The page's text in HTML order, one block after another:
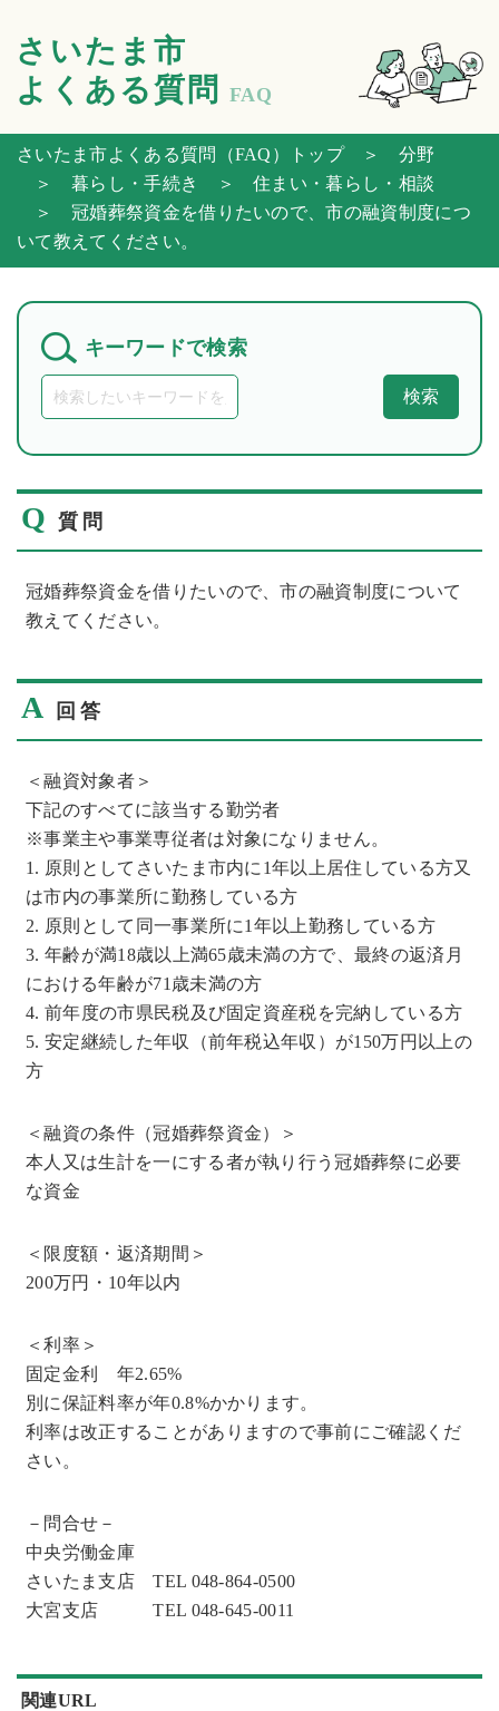
さいたま市
よくある質問
FAQ
さいたま市よくある質問（FAQ）トップ＞ 分野
＞ 暮らし・手続き
＞ 住まい・暮らし・相談
＞ 冠婚葬祭資金を借りたいので、市の融資制度につ
いて教えてください。
キーワードで検索
検索
Q 質問
冠婚葬祭資金を借りたいので、市の融資制度について
教えてください。
A 回答
＜融資対象者＞
下記のすべてに該当する勤労者
※事業主や事業専従者は対象になりません。
1. 原則としてさいたま市内に1年以上居住している方又
は市内の事業所に勤務している方
2. 原則として同一事業所に1年以上勤務している方
3. 年齢が満18歳以上満65歳未満の方で、最終の返済月
における年齢が71歳未満の方
4. 前年度の市県民税及び固定資産税を完納している方
5. 安定継続した年収（前年税込年収）が150万円以上の
方
＜融資の条件（冠婚葬祭資金）＞
本人又は生計を一にする者が執り行う冠婚葬祭に必要
な資金
＜限度額・返済期間＞
200万円・10年以内
＜利率＞
固定金利 年2.65%
別に保証料率が年0.8%かかります。
利率は改正することがありますので事前にご確認くだ
さい。
－問合せ－
中央労働金庫
さいたま支店 TEL 048-864-0500
大宮支店 TEL 048-645-0011
関連URL